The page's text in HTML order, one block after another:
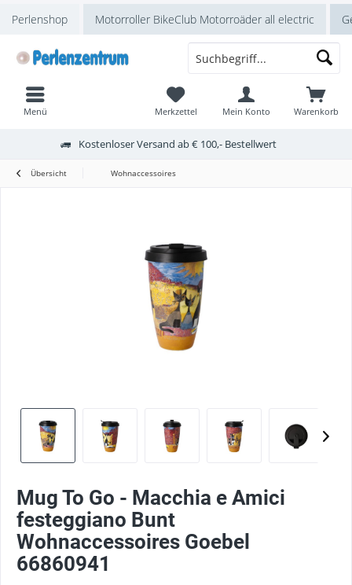
Perlenshop Motorroller BikeClub Motorroäder all electric
Kostenloser Versand ab € 100,- Bestellwert
Warenkorb
Merkzettel Mein Konto
Menü
Übersicht Wohnaccessoires
Mug To Go - Macchia e Amici
festeggiano Bunt
Wohnaccessoires Goebel
66860941